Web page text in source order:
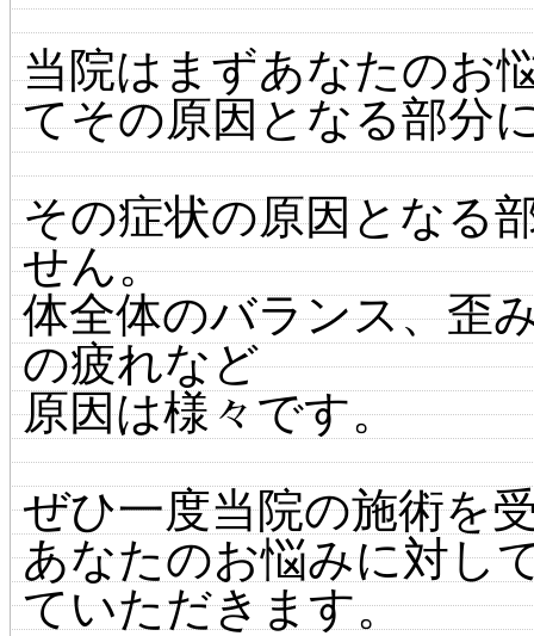
当院はまずあなたのお
てその原因となる部分
その症状の原因となる
せん。
体全体のバランス、歪
の疲れなど
原因は様々です。
ぜひ一度当院の施術を
あなたのお悩みに対し
ていただきます。